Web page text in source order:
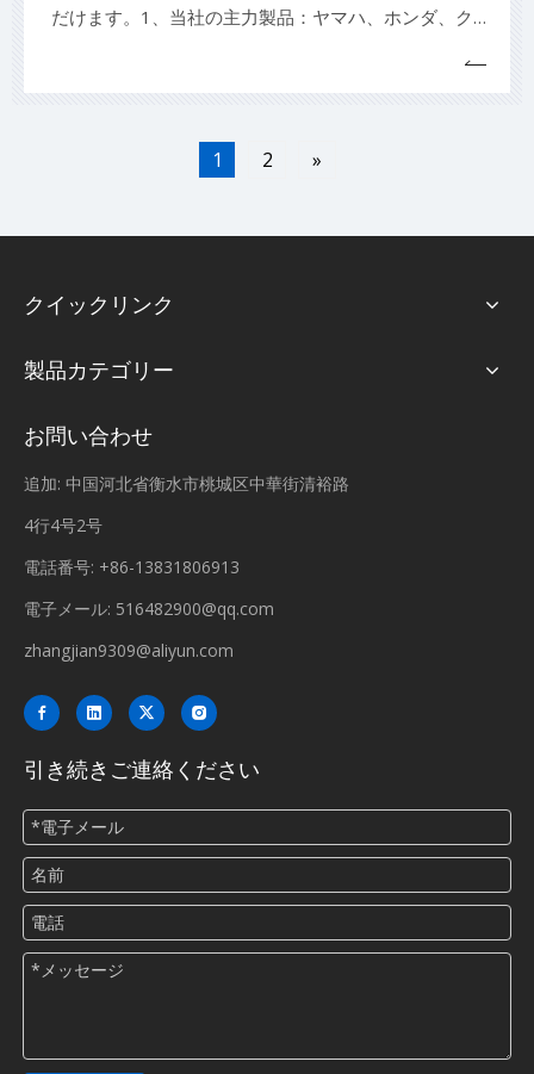
だけます。1、当社の主力製品：ヤマハ、ホンダ、クラ
1 2 »
クイックリンク
製品カテゴリー
お問い合わせ
追加: 中国河北省衡水市桃城区中華街清裕路
4行4号2号
電話番号: +86-13831806913
電子メール: 516482900@qq.com
zhangjian9309@aliyun.com
引き続きご連絡ください